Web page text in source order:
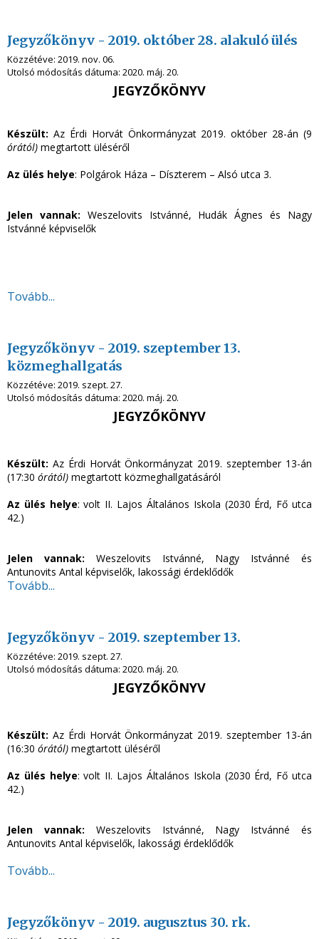
Jegyzőkönyv - 2019. október 28. alakuló ülés
Közzétéve: 2019. nov. 06.
Utolsó módosítás dátuma: 2020. máj. 20.
JEGYZŐKÖNYV
Készült: Az Érdi Horvát Önkormányzat 2019. október 28-án (9
órától) megtartott üléséről
Az ülés helye: Polgárok Háza – Díszterem – Alsó utca 3.
Jelen vannak: Weszelovits Istvánné, Hudák Ágnes és Nagy
Istvánné képviselők
Tovább...
Jegyzőkönyv - 2019. szeptember 13.
közmeghallgatás
Közzétéve: 2019. szept. 27.
Utolsó módosítás dátuma: 2020. máj. 20.
JEGYZŐKÖNYV
Készült: Az Érdi Horvát Önkormányzat 2019. szeptember 13-án
(17:30 órától) megtartott közmeghallgatásáról
Az ülés helye: volt II. Lajos Általános Iskola (2030 Érd, Fő utca
42.)
Jelen vannak: Weszelovits Istvánné, Nagy Istvánné és
Antunovits Antal képviselők, lakossági érdeklődők
Tovább...
Jegyzőkönyv - 2019. szeptember 13.
Közzétéve: 2019. szept. 27.
Utolsó módosítás dátuma: 2020. máj. 20.
JEGYZŐKÖNYV
Készült: Az Érdi Horvát Önkormányzat 2019. szeptember 13-án
(16:30 órától) megtartott üléséről
Az ülés helye: volt II. Lajos Általános Iskola (2030 Érd, Fő utca
42.)
Jelen vannak: Weszelovits Istvánné, Nagy Istvánné és
Antunovits Antal képviselők, lakossági érdeklődők
Tovább...
Jegyzőkönyv - 2019. augusztus 30. rk.